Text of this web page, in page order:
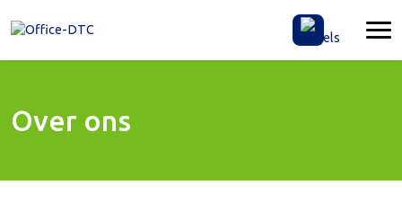
Over ons